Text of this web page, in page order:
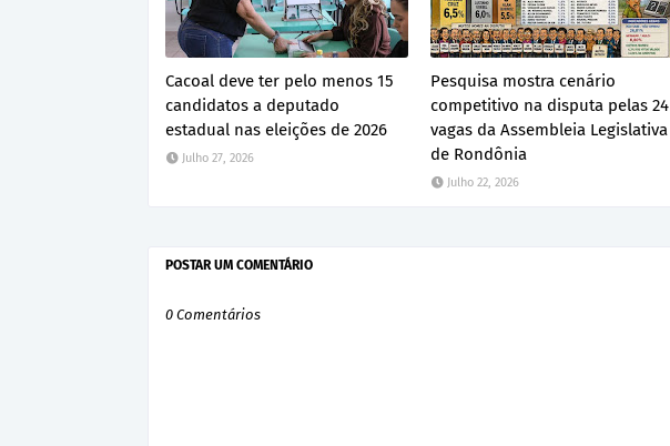
Cacoal deve ter pelo menos 15
candidatos a deputado
estadual nas eleições de 2026
Julho 27, 2026
Pesquisa mostra cenário
competitivo na disputa pelas 24
vagas da Assembleia Legislativa
de Rondônia
Julho 22, 2026
POSTAR UM COMENTÁRIO
0 Comentários